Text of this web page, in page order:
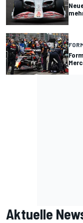
Aktuelle